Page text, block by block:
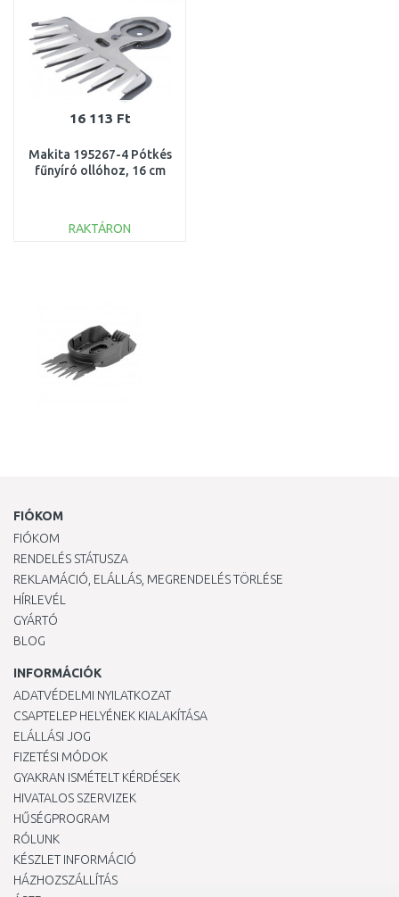
16 113 Ft
Makita 195267-4 Pótkés
fűnyíró ollóhoz, 16 cm
RAKTÁRON
FIÓKOM
FIÓKOM
RENDELÉS STÁTUSZA
REKLAMÁCIÓ, ELÁLLÁS, MEGRENDELÉS TÖRLÉSE
HÍRLEVÉL
GYÁRTÓ
BLOG
INFORMÁCIÓK
ADATVÉDELMI NYILATKOZAT
CSAPTELEP HELYÉNEK KIALAKÍTÁSA
ELÁLLÁSI JOG
FIZETÉSI MÓDOK
GYAKRAN ISMÉTELT KÉRDÉSEK
HIVATALOS SZERVIZEK
HŰSÉGPROGRAM
RÓLUNK
KÉSZLET INFORMÁCIÓ
HÁZHOZSZÁLLÍTÁS